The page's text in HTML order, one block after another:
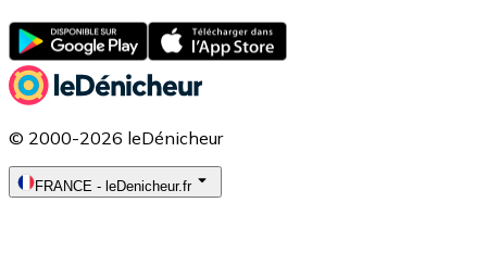
© 2000-2026 leDénicheur
FRANCE - leDenicheur.fr